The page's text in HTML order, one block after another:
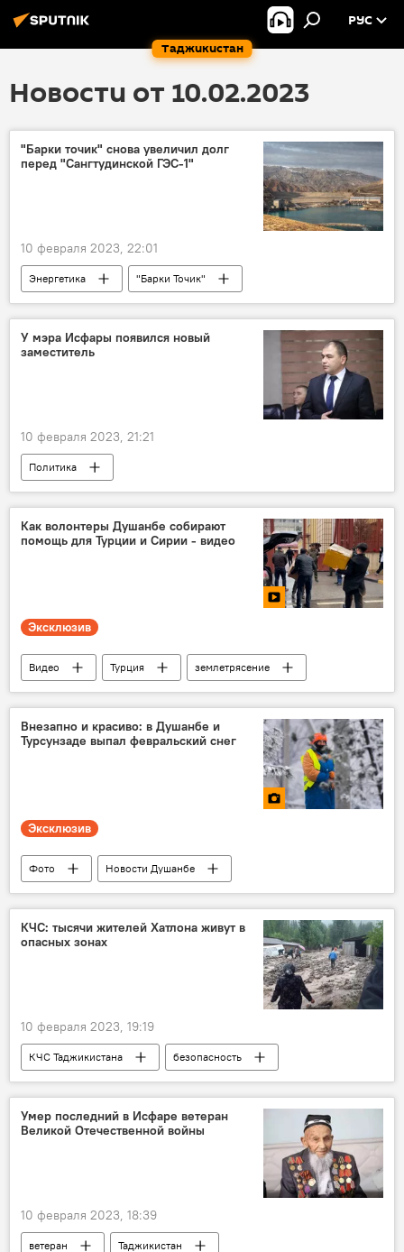
Таджикистан
РУС
Новости от 10.02.2023
"Барки точик" снова увеличил долг
перед "Сангтудинской ГЭС-1"
10 февраля 2023, 22:01
Энергетика
"Барки Точик"
Таджикистан
"Сангтудинская ГЭС-1"
У мэра Исфары появился новый
заместитель
10 февраля 2023, 21:21
Политика
Новости Худжанда и Согдийской области
Таджикистан
отставки и назначения
Как волонтеры Душанбе собирают
помощь для Турции и Сирии - видео
Эксклюзив
Видео Турция
землетрясение
Происшествия, ЧП, криминал
Новости Душанбе
Таджикистан
Внезапно и красиво: в Душанбе и
Турсунзаде выпал февральский снег
Эксклюзив
Фото
Новости Душанбе
Таджикистан
снег
КЧС: тысячи жителей Хатлона живут в
опасных зонах
10 февраля 2023, 19:19
КЧС Таджикистана
безопасность
стихийные бедствия
Новости Куляба и Хатлонской области
предупреждение
Умер последний в Исфаре ветеран
Великой Отечественной войны
10 февраля 2023, 18:39
ветеран
Таджикистан